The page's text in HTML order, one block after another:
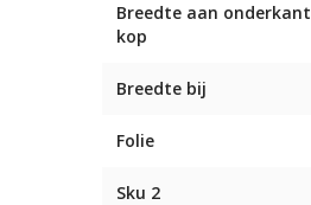
Breedte aan onderkant
kop
Breedte bij
Folie
Sku 2